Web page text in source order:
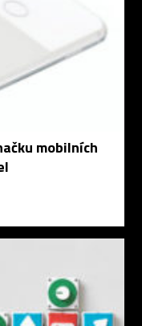
mobilních